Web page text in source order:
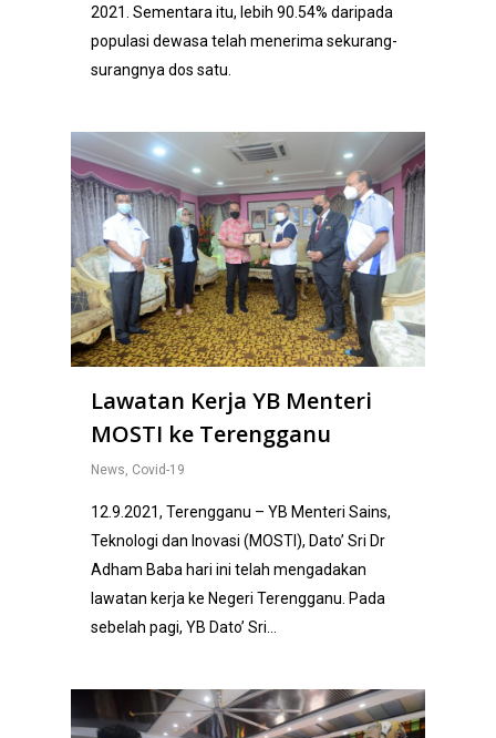
2021. Sementara itu, lebih 90.54% daripada
populasi dewasa telah menerima sekurang-
surangnya dos satu.
Lawatan Kerja YB Menteri
MOSTI ke Terengganu
News, Covid-19
12.9.2021, Terengganu – YB Menteri Sains,
Teknologi dan Inovasi (MOSTI), Dato’ Sri Dr
Adham Baba hari ini telah mengadakan
lawatan kerja ke Negeri Terengganu. Pada
sebelah pagi, YB Dato’ Sri…